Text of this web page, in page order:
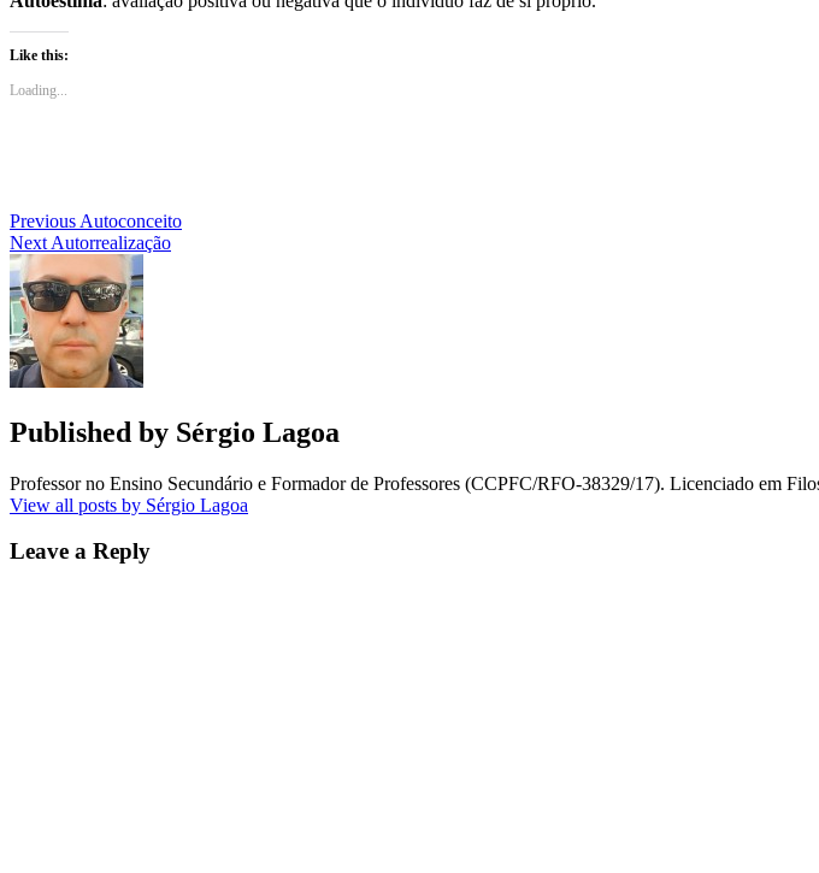
artigos
Like this:
Loading...
Navegação
de
artigos
Previous Autoconceito
Next Autorrealização
Published by Sérgio Lagoa
Professor no Ensino Secundário e Formador de Professores (CCPFC/RFO-38329/17). Licenciado em
View all posts by Sérgio Lagoa
Leave a Reply